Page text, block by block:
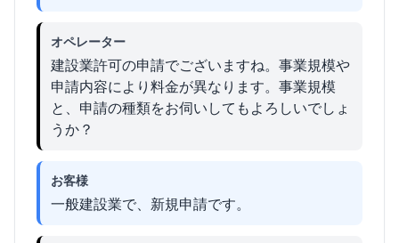
オペレーター
建設業許可の申請でございますね。事業規模や
申請内容により料金が異なります。事業規模
と、申請の種類をお伺いしてもよろしいでしょ
うか？
お客様
一般建設業で、新規申請です。